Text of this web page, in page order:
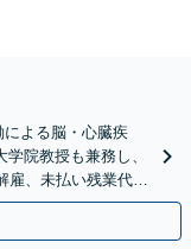
による脳・心臓疾
院教授も兼務し、
雇、未払い残業代
無料】